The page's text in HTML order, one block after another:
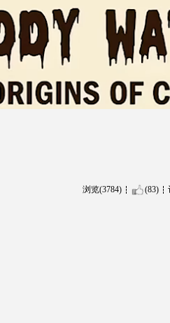
浏览(3784) (83)